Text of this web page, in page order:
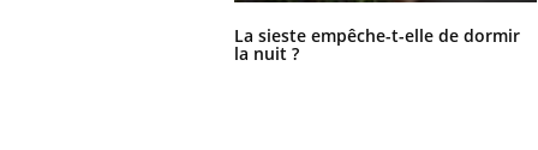
La sieste empêche-t-elle de dormir
la nuit ?